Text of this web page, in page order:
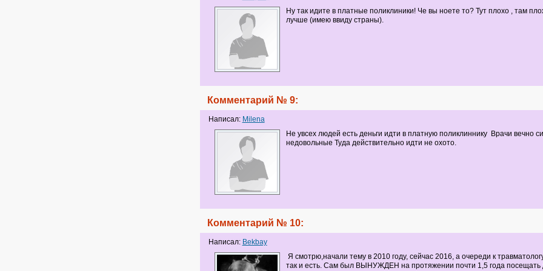
Ну так идите в платные поликлиники! Че вы ноете то? Тут плохо , там
лучше (имею ввиду страны).
Комментарий № 9:
Написал: Milena
Не увсех людей есть деньги идти в платную поликлиннику Врачи вечно
недовольные Туда действительно идти не охото.
Комментарий № 10:
Написал: Bekbay
Я смотрю,начали тему в 2010 году, сейчас 2016, а очереди к
так и есть. Сам был ВЫНУЖДЕН на протяжении почти 1,5 года посещать